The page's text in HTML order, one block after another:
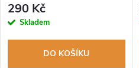
290 Kč
Skladem
DO KOŠÍKU